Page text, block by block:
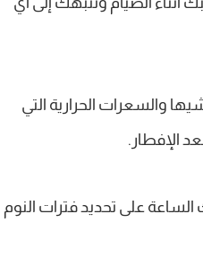
والسعرات الحرارية التي
الإفطار.
الساعة على تحديد فترات النوم